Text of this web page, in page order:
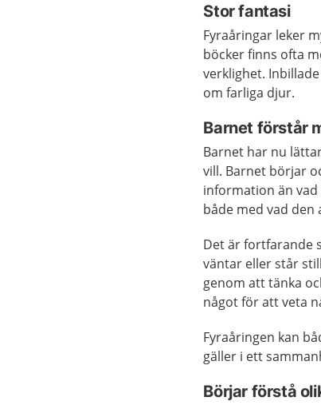
Stor fantasi
Fyraåringar leker
böcker finns ofta
verklighet.
om farliga djur.
Barnet förstår
Barnet har nu
vill. Barnet börjar
information än
både med vad
Det är fortfarande
väntar eller står
genom att tänka
något för att veta
Fyraåringen kan
gäller i ett
Börjar förstå